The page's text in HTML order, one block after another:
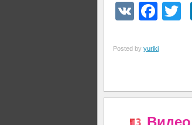
VK
Posted by yuriki